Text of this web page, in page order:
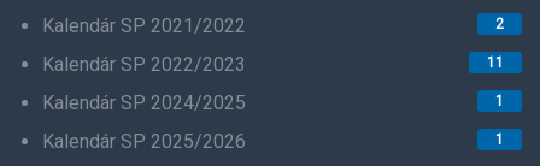
Kalendár SP 2021/2022 2
Kalendár SP 2022/2023 11
Kalendár SP 2024/2025 1
Kalendár SP 2025/2026 1